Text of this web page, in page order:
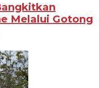
Melalui Gotong